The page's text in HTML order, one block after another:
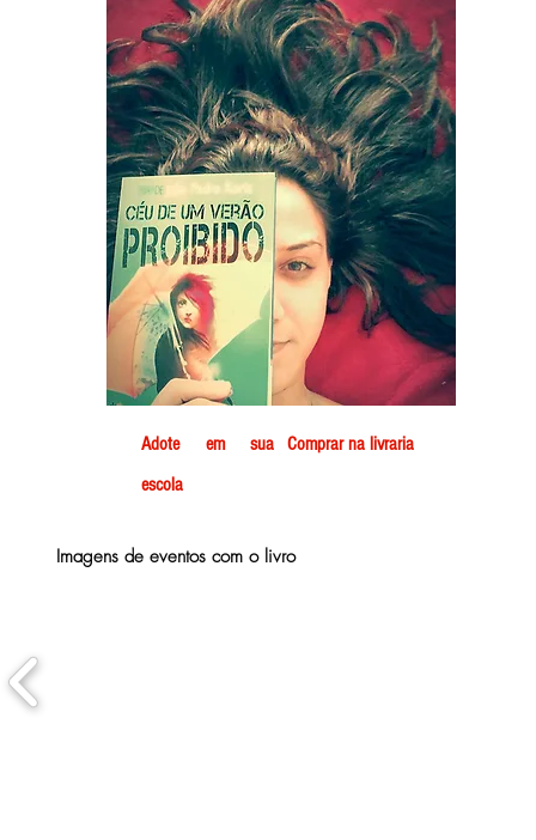
Adote em sua
escola
Comprar na livraria
Imagens de eventos com o livro